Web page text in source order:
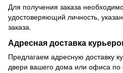
Для получения заказа
удостоверяющий личность,
заказа.
Адресная доставка
Предлагаем адресную доставку
двери вашего дома или офиса по